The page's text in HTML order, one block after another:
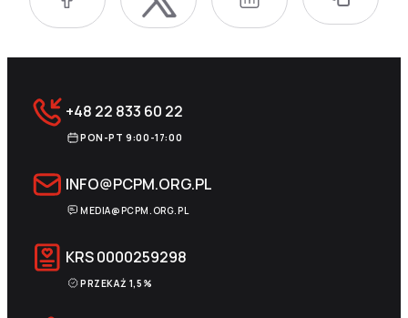
+48 22 833 60 22
PON-PT 9:00-17:00
INFO@PCPM.ORG.PL
MEDIA@PCPM.ORG.PL
KRS0000259298
PRZEKAŻ 1,5%